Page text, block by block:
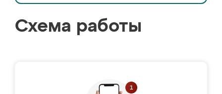
Схема работы